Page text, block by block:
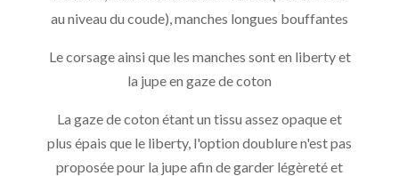
au niveau du coude), manches longues bouffantes
Le corsage ainsi que les manches sont en liberty et
la jupe en gaze de coton
La gaze de coton étant un tissu assez opaque et
plus épais que le liberty, l'option doublure n'est pas
proposée pour la jupe afin de garder légèreté et